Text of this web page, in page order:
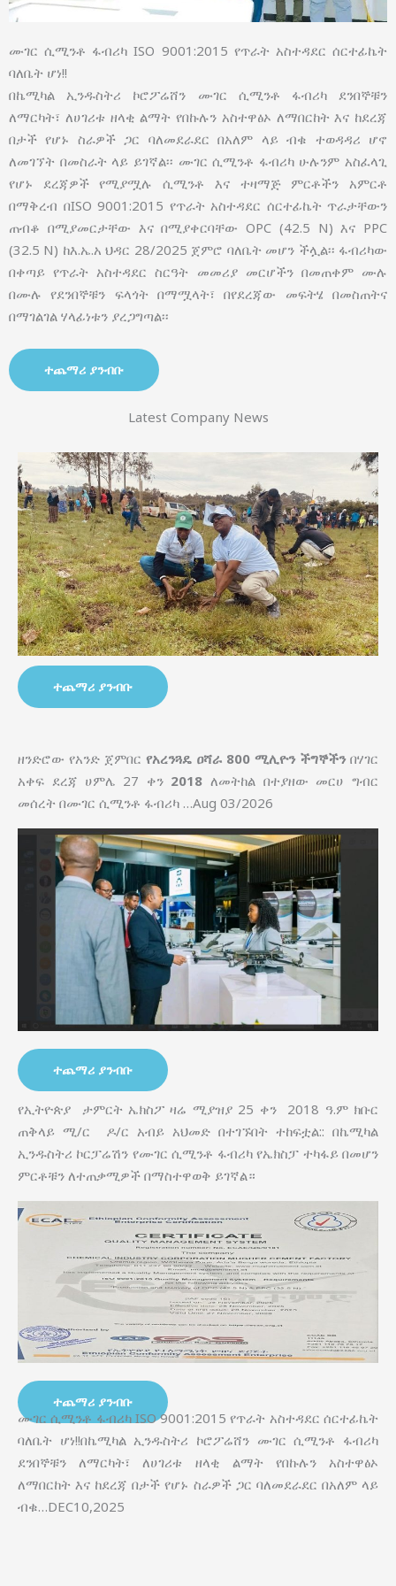
ሙገር ሲሚንቶ ፋብሪካ ISO 9001:2015 የጥራት አስተዳደር ሰርተፊኬት
ባለቤት ሆነ!!
በኬሚካል ኢንዱስትሪ ኮሮፖሬሸን ሙገር ሲሚንቶ ፋብሪካ ደንበኞቹን
ለማርካት፣ ለሀገሪቱ ዘላቂ ልማት የበኩሉን አስተዋፅኦ ለማበርከት እና ከደረጃ
በታች የሆኑ ስራዎች ጋር ባለመደራደር በአለም ላይ ብቁ ተወዳዳሪ ሆኖ
ለመገኘት በመስራት ላይ ይገኛል፡፡ ሙገር ሲሚንቶ ፋብሪካ ሁሉንም አስፈላጊ
የሆኑ ደረጃዎች የሚያሟሉ ሲሚንቶ እና ተዛማጅ ምርቶችን አምርቶ
በማቅረብ በISO 9001:2015 የጥራት አስተዳደር ሰርተፊኬት ጥራታቸውን
ጠብቆ በሚያመርታቸው እና በሚያቀርባቸው OPC (42.5 N) እና PPC
(32.5 N) ከእ.ኤ.አ ህዳር 28/2025 ጀምሮ ባለቤት መሆን ችሏል፡፡ ፋብሪካው
በቀጣይ የጥራት አስተዳደር ስርዓት መመሪያ መርሆችን በመጠቀም ሙሉ
በሙሉ የደንበኞቹን ፍላጎት በማሟላት፣ በየደረጃው መፍትሄ በመስጠትና
በማገልገል ሃላፊነቱን ያረጋግጣል፡፡
ተጨማሪ ያንብቡ
Latest Company News
ተጨማሪ ያንብቡ
ዘንድሮው የአንድ ጀምበር የአረንጓዴ ዐሻራ 800 ሚሊዮን ችግኞችንበሃገር
አቀፍ ደረጃ ሀምሌ 27 ቀን 2018ለመትከል በተያዘው መርሀ ግብር
መሰረት በሙገር ሲሚንቶ ፋብሪካ …Aug 03/2026
ተጨማሪ ያንብቡ
የኢትዮጵያ ታምርት ኤክስፖ ዛሬ ሚያዝያ 25 ቀን 2018 ዓ.ም ክቡር
ጠቅላይ ሚ/ር ዶ/ር አብይ አህመድ በተገኙበት ተከፍቷል:: በኬሚካል
ኢንዱስትሪ ኮርፓሬሽን የሙገር ሲሚንቶ ፋብሪካ የኤክስፓ ተካፋይ በመሆን
ምርቶቹን ለተጠቃሚዎች በማስተዋወቅ ይገኛል።
ተጨማሪ ያንብቡ
ሙገር ሲሚንቶ ፋብሪካ ISO 9001:2015 የጥራት አስተዳደር ሰርተፊኬት
ባለቤት ሆነ!!በኬሚካል ኢንዱስትሪ ኮሮፖሬሸን ሙገር ሲሚንቶ ፋብሪካ
ደንበኞቹን ለማርካት፣ ለሀገሪቱ ዘላቂ ልማት የበኩሉን አስተዋፅኦ
ለማበርከት እና ከደረጃ በታች የሆኑ ስራዎች ጋር ባለመደራደር በአለም ላይ
ብቁ…DEC10,2025